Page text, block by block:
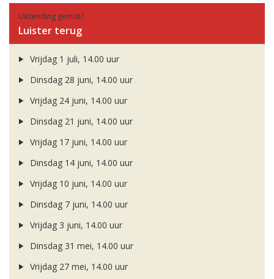
Uitzending gemist?
Luister terug
Vrijdag 1 juli, 14.00 uur
Dinsdag 28 juni, 14.00 uur
Vrijdag 24 juni, 14.00 uur
Dinsdag 21 juni, 14.00 uur
Vrijdag 17 juni, 14.00 uur
Dinsdag 14 juni, 14.00 uur
Vrijdag 10 juni, 14.00 uur
Dinsdag 7 juni, 14.00 uur
Vrijdag 3 juni, 14.00 uur
Dinsdag 31 mei, 14.00 uur
Vrijdag 27 mei, 14.00 uur